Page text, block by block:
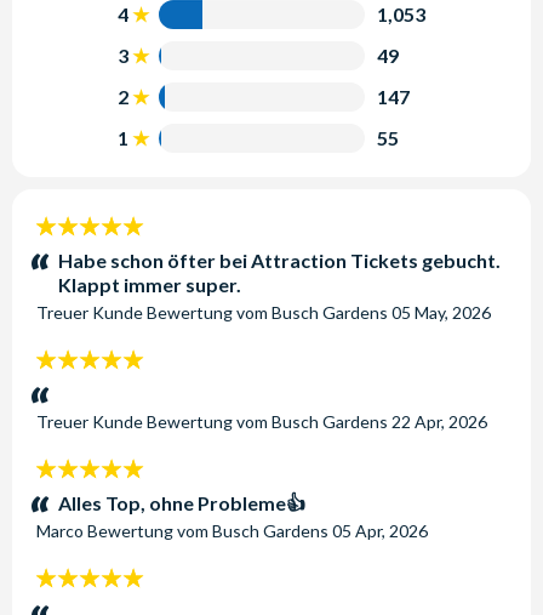
4
1,053
3
49
2
147
1
55
5
Sterne:Habe schon öfter bei Attraction Tickets gebucht.
Klappt immer super.
Treuer KundeBewertung vom Busch Gardens 05 May, 2026
5
Sterne:
Treuer KundeBewertung vom Busch Gardens 22 Apr, 2026
5
Sterne:Alles Top, ohne Probleme👍
Marco Bewertung vom Busch Gardens 05 Apr, 2026
5
Sterne: